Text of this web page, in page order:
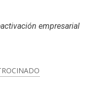
empresarial